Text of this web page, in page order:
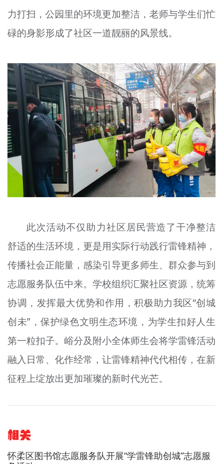
力打扫，公园里的环境更加整洁，老师与学生们忙
碌的身影形成了社区一道靓丽的风景线。
此次活动不仅助力社区居民营造了干净整洁
舒适的生活环境，更是用实际行动践行雷锋精神，
传播社会正能量，感染引导更多师生、群众参与到
志愿服务队伍中来。学校组织汇聚社区资源，统筹
协调，发挥最大优势和作用，积极助力我区“创城
创未”，保护绿色文明生态环境，为学生扣好人生
第一粒扣子。峪分及附小全体师生会将学雷锋活动
融入日常、化作经常，让雷锋精神代代相传，在新
征程上绽放出更加璀璨的新时代光芒。
相关
怀柔区图书馆志愿服务队开展“学雷锋助创城”志愿服